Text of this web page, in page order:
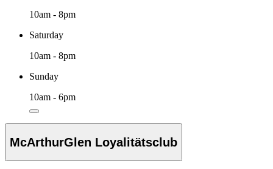
10am - 8pm
Saturday
10am - 8pm
Sunday
10am - 6pm
McArthurGlen Loyalitätsclub